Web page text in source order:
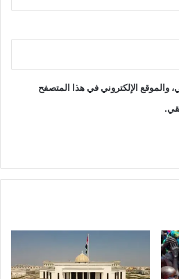
والموقع الإلكتروني في هذا المتصفح